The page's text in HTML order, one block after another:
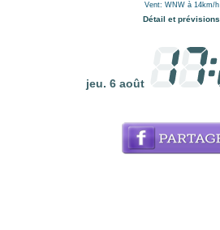
Vent: WNW à 14km/h
Détail et prévisions
jeu. 6 août